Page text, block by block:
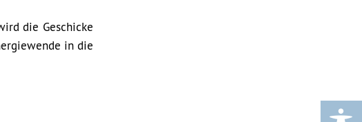
die Geschicke
in die